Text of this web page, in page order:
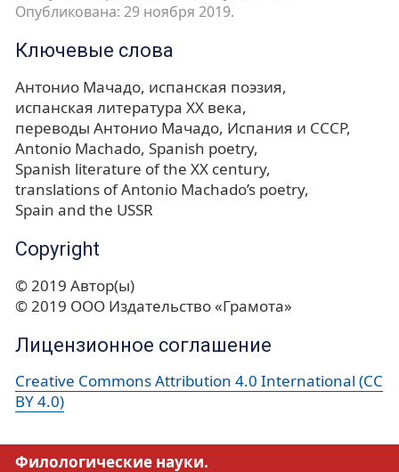
Опубликована: 29 ноября 2019.
Ключевые слова
Антонио Мачадо испанская поэзия
испанская литература ХХ века
переводы Антонио Мачадо Испания и СССР
Antonio Machado Spanish poetry
Spanish literature of the XX century
translations of Antonio Machado’s poetry
Spain and the USSR
Copyright
© 2019 Автор(ы)
© 2019 ООО Издательство «Грамота»
Лицензионное соглашение
Creative Commons Attribution 4.0 International (CC
BY 4.0)
Филологические науки.